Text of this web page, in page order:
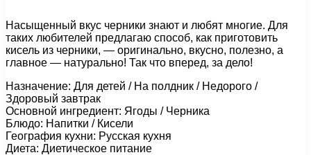
Насыщенный вкус черники знают и любят многие. Для
таких любителей предлагаю способ, как приготовить
кисель из черники, — оригинально, вкусно, полезно, а
главное — натурально! Так что вперед, за дело!
Назначение: Для детей / На полдник / Недорого /
Здоровый завтрак
Основной ингредиент: Ягоды / Черника
Блюдо: Напитки / Кисели
География кухни: Русская кухня
Диета: Диетическое питание